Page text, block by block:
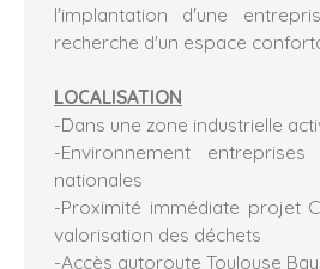
l'implantation d'une
recherche d'un espace
LOCALISATION
-Dans une zone industrielle
-Environnement
nationales
-Proximité immédiate projet
valorisation des déchets
-Accès autoroute Toulouse